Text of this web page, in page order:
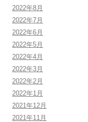
2022年8月
2022年7月
2022年6月
2022年5月
2022年4月
2022年3月
2022年2月
2022年1月
2021年12月
2021年11月